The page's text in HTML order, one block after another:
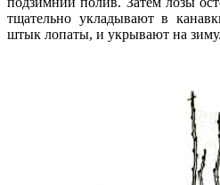
тщательно укладывают в
штык лопаты, и укрывают на зиму.